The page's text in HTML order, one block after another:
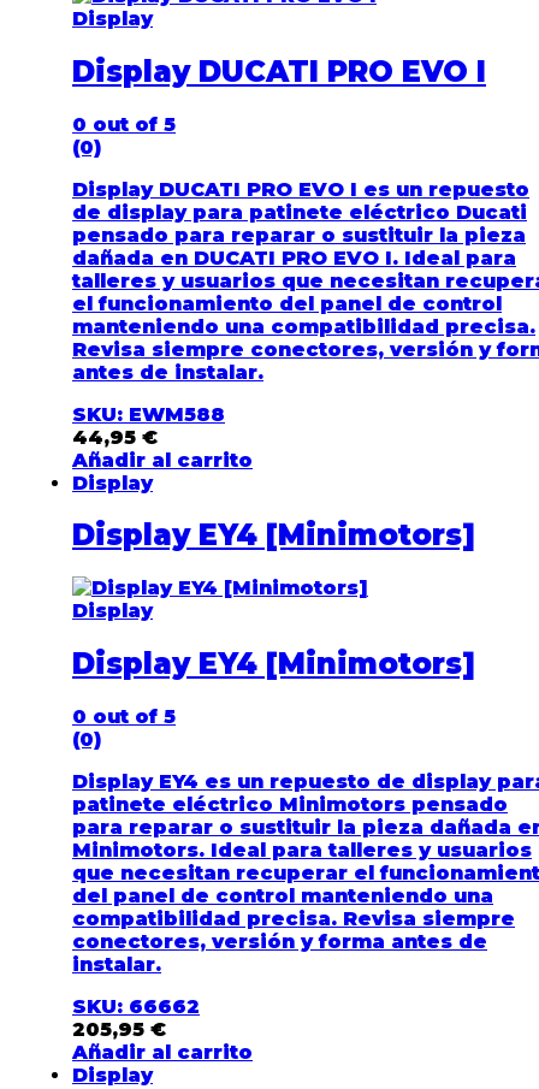
Display
Display DUCATI PRO EVO I
0 out of 5
(0)
Display DUCATI PRO EVO I es un repuesto
de display para patinete eléctrico Ducati
pensado para reparar o sustituir la pieza
dañada en DUCATI PRO EVO I. Ideal para
talleres y usuarios que necesitan
el funcionamiento del panel de control
manteniendo una compatibilidad precisa.
Revisa siempre conectores, versión y
antes de instalar.
SKU: EWM588
44,95 €
Añadir al carrito
Display
Display EY4 [Minimotors]
Display
Display EY4 [Minimotors]
0 out of 5
(0)
Display EY4 es un repuesto de display
patinete eléctrico Minimotors pensado
para reparar o sustituir la pieza dañada
Minimotors. Ideal para talleres y usuarios
que necesitan recuperar el
del panel de control manteniendo una
compatibilidad precisa. Revisa siempre
conectores, versión y forma antes de
instalar.
SKU: 66662
205,95 €
Añadir al carrito
Display